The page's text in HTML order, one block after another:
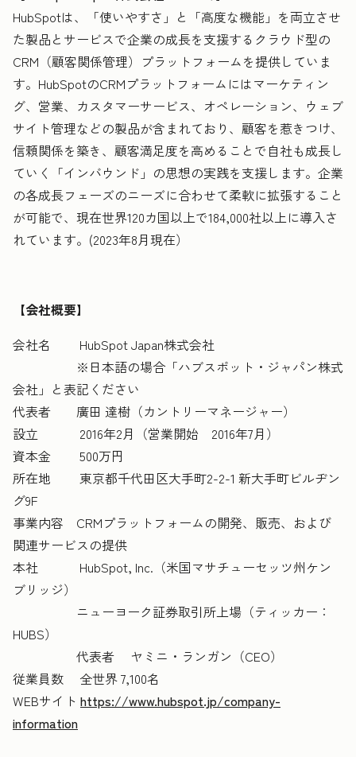
HubSpotは、「使いやすさ」と「高度な機能」を両立させ
た製品とサービスで企業の成長を支援するクラウド型の
CRM（顧客関係管理）プラットフォームを提供していま
す。HubSpotのCRMプラットフォームにはマーケティン
グ、営業、カスタマーサービス、オペレーション、ウェブ
サイト管理などの製品が含まれており、顧客を惹きつけ、
信頼関係を築き、顧客満足度を高めることで自社も成長し
ていく「インバウンド」の思想の実践を支援します。企業
の各成長フェーズのニーズに合わせて柔軟に拡張すること
が可能で、現在世界120カ国以上で184,000社以上に導入さ
れています。(2023年8月現在）
【会社概要】
会社名 HubSpot Japan株式会社
※日本語の場合「ハブスポット・ジャパン株式
会社」と表記ください
代表者 廣田 達樹（カントリーマネージャー）
設立 2016年2月（営業開始 2016年7月）
資本金 500万円
所在地 東京都千代田区大手町2-2-1 新大手町ビルヂン
グ9F
事業内容 CRMプラットフォームの開発、販売、および
関連サービスの提供
本社 HubSpot, Inc.（米国マサチューセッツ州ケン
ブリッジ）
ニューヨーク証券取引所上場（ティッカー：
HUBS）
代表者 ヤミニ・ランガン（CEO）
従業員数 全世界 7,100名
WEBサイト https://www.hubspot.jp/company-
information